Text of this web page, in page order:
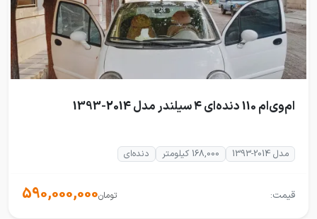
ام‌وی‌ام 110 دنده‌ای ۴ سیلندر مدل 2014-1393
مدل 2014-1393 168,000 کیلومتر دنده‌ای
قیمت: 590,000,000تومان